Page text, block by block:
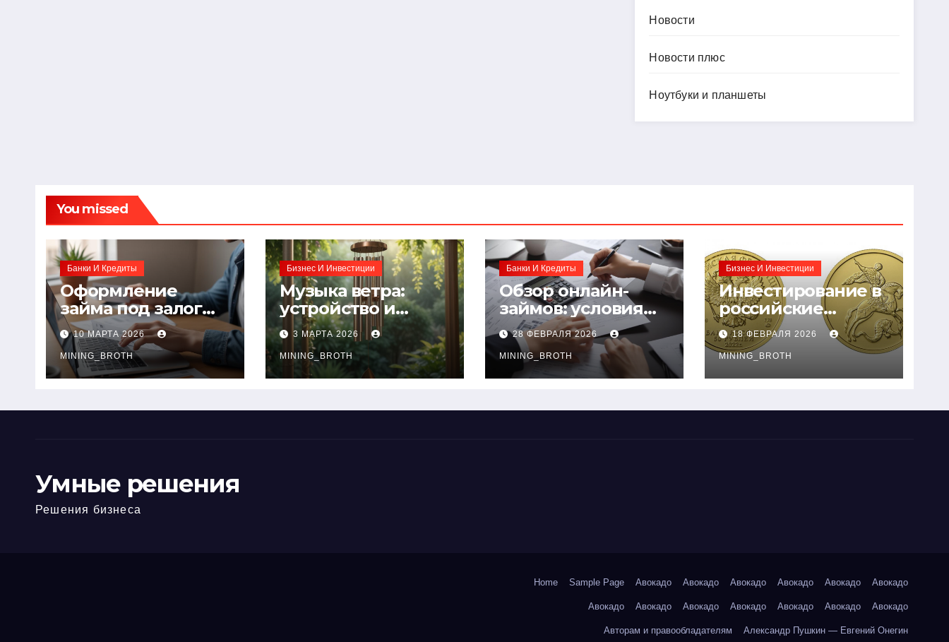
Новости
Новости плюс
Ноутбуки и планшеты
You missed
Банки И Кредиты
Оформление
займа под залог
ПТС онлайн на
карту без визита в
офис: порядок,
требования и
10 МАРТА 2026
MINING_BROTH
Бизнес И Инвестиции
Музыка ветра:
устройство и
принципы
звучания
колокольчиков
3 МАРТА 2026
MINING_BROTH
Банки И Кредиты
Обзор онлайн-
займов: условия
выдачи,
процентные
ставки и
требования к
28 ФЕВРАЛЯ 2026
MINING_BROTH
Бизнес И Инвестиции
Инвестирование в
российские
золотые монеты:
подробное
руководство
18 ФЕВРАЛЯ 2026
MINING_BROTH
Умные решения
Решения бизнеса
Home Sample Page Авокадо Авокадо Авокадо Авокадо Авокадо Авокадо
Авокадо Авокадо Авокадо Авокадо Авокадо Авокадо Авокадо
Авторам и правообладателям Александр Пушкин — Евгений Онегин